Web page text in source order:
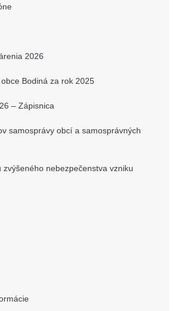
2026
Bodiná za rok 2025
– Zápisnica
samosprávy obcí a samosprávných
zvýšeného nebezpečenstva vzniku